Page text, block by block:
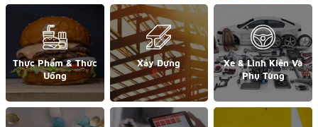
Thực Phẩm & Thức
Uống
Xây Dựng
Xe & Linh Kiện Và
Phụ Tùng